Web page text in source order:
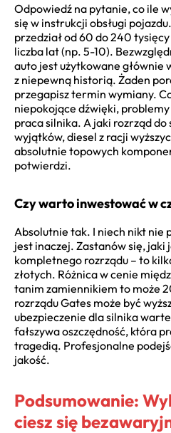
Odpowiedź na pytanie, co ile
się w instrukcji obsługi
przedział od 60 do 240
liczba lat (np. 5-10).
auto jest użytkowane głównie
z niepewną historią. Żaden
przegapisz termin wymiany.
niepokojące dźwięki,
praca silnika. A jaki rozrząd do
wyjątków, diesel z racji
absolutnie topowych
potwierdzi.
Czy warto inwestować w
Absolutnie tak. I niech nikt nie
jest inaczej. Zastanów się, jaki
kompletnego rozrządu – to
złotych. Różnica w cenie
tanim zamiennikiem to może
rozrządu Gates może być
ubezpieczenie dla silnika
fałszywa oszczędność, która
tragedią. Profesjonalne
jakość.
Podsumowanie:
ciesz się